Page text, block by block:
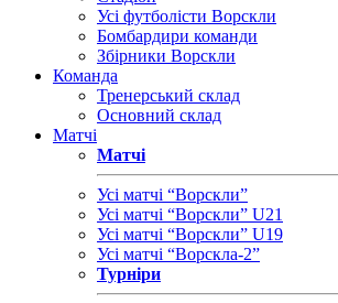
Усі футболісти Ворскли
Бомбардири команди
Збірники Ворскли
Команда
Тренерський склад
Основний склад
Матчі
Матчі
Усі матчі “Ворскли”
Усі матчі “Ворскли” U21
Усі матчі “Ворскли” U19
Усі матчі “Ворскла-2”
Турніри